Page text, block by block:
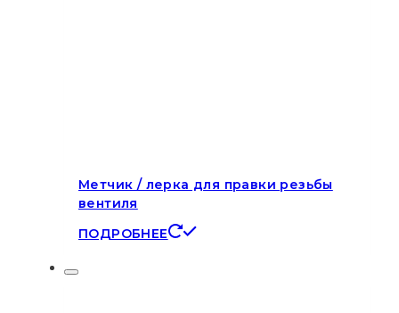
Метчик / лерка для правки резьбы
вентиля
ПОДРОБНЕЕ